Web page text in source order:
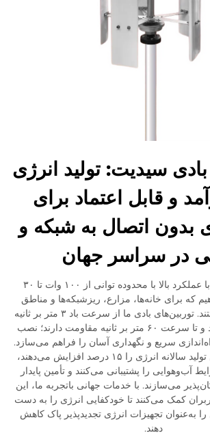
سیدیت: تولید انرژی
و قابل اعتماد برای
بدون اتصال به شبکه و
در سراسر جهان
ما توربین‌های بادی با عملکرد بالا با محدوده توانی از ۱۰۰ وات تا ۳۰
که برای خانه‌ها، مزارع، ریزشبکه‌ها و مناطق
دورافتاده مناسب هستند. توربین‌های بادی ما از سرعت باد ۳ متر بر ثانیه
شروع به کار می‌کنند و تا سرعت ۶۰ متر بر ثانیه مقاومت دارند؛ نصب
سریع و نگهداری آسان را فراهم می‌سازد.
این توربین‌ها میانگین تولید سالانه انرژی را ۱۵ درصد افزایش می‌دهند،
آب‌وهوایی را پشتیبانی می‌کنند و تأمین پایدار
می‌سازند. با خدمات جهانی باتجربه ما، این
کمک می‌کنند تا خودکفایی انرژی را به دست
را به‌عنوان تجهیزات انرژی تجدیدپذیر پاک کاهش
دهند.